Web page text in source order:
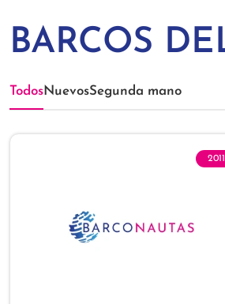
BARCOS
TodosNuevosSegunda mano
2011